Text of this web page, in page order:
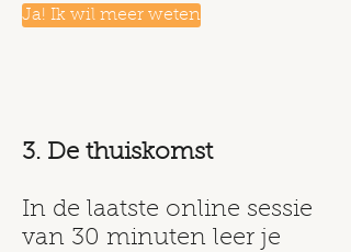
3. De thuiskomst
In de laatste online sessie
van 30 minuten leer je
Ja! Ik wil meer weten